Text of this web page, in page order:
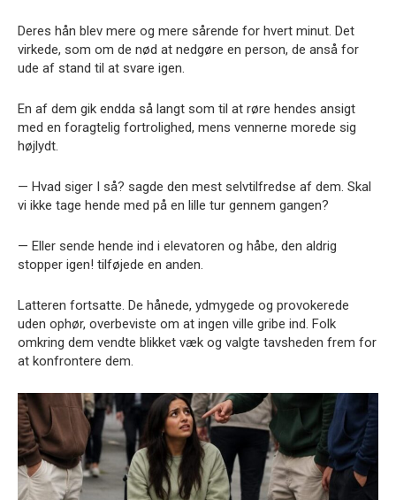
Deres hån blev mere og mere sårende for hvert minut. Det
virkede, som om de nød at nedgøre en person, de anså for
ude af stand til at svare igen.
En af dem gik endda så langt som til at røre hendes ansigt
med en foragtelig fortrolighed, mens vennerne morede sig
højlydt.
— Hvad siger I så? sagde den mest selvtilfredse af dem. Skal
vi ikke tage hende med på en lille tur gennem gangen?
— Eller sende hende ind i elevatoren og håbe, den aldrig
stopper igen! tilføjede en anden.
Latteren fortsatte. De hånede, ydmygede og provokerede
uden ophør, overbeviste om at ingen ville gribe ind. Folk
omkring dem vendte blikket væk og valgte tavsheden frem for
at konfrontere dem.